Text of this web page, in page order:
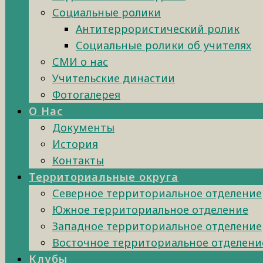
Социальные ролики
Антитеррористический ролик
Социальные ролики об учителях
СМИ о нас
Учительские династии
Фотогалерея
О Нас
Документы
История
Контакты
Территориальные округа
Северное территориальное отделение
Южное территориальное отделение
Западное территориальное отделение
Восточное территориальное
Клубы